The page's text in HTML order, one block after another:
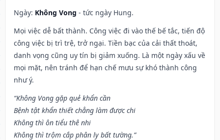
Ngày: Không Vong - tức ngày Hung.
Mọi việc dễ bất thành. Công việc đi vào thế bế tắc, tiến độ
công việc bị trì trệ, trở ngại. Tiền bạc của cải thất thoát,
danh vọng cũng uy tín bị giảm xuống. Là một ngày xấu về
mọi mặt, nên tránh để hạn chế mưu sự khó thành công
như ý.
“Không Vong gặp quẻ khẩn cần
Bệnh tật khẩn thiết chẳng làm được chi
Không thì ôn tiểu thê nhi
Không thì trộm cắp phân ly bất tường.”